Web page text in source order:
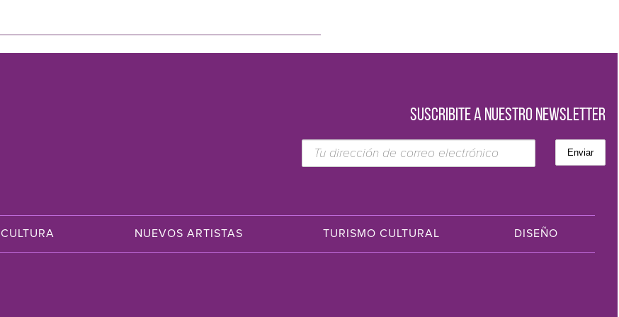
SUSCRIBITE A NUESTRO NEWSLETTER
CULTURA NUEVOS ARTISTAS TURISMO CULTURAL DISEÑO